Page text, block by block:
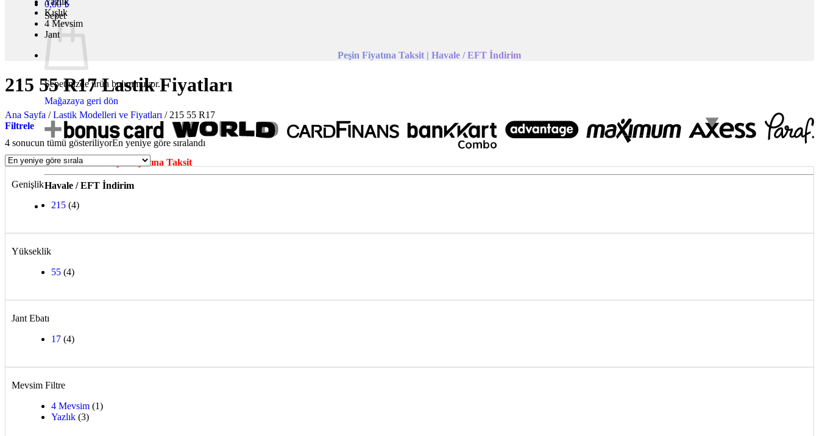
0,00₺
Sepet
Sepetinizde ürün bulunmuyor.
Mağazaya geri dön
Tüm Kartlara Peşin Fiyatına Taksit
Havale / EFT İndirim
Kışlık
4 Mevsim
Jant
Peşin Fiyatına Taksit | Havale / EFT İndirim
215 55 R17 Lastik Fiyatları
Ana Sayfa / Lastik Modelleri ve Fiyatları / 215 55 R17
Filtrele
4 sonucun tümü gösteriliyorEn yeniye göre sıralandı
Genişlik
215 (4)
Yükseklik
55 (4)
Jant Ebatı
17 (4)
Mevsim Filtre
4 Mevsim (1)
Yazlık (3)